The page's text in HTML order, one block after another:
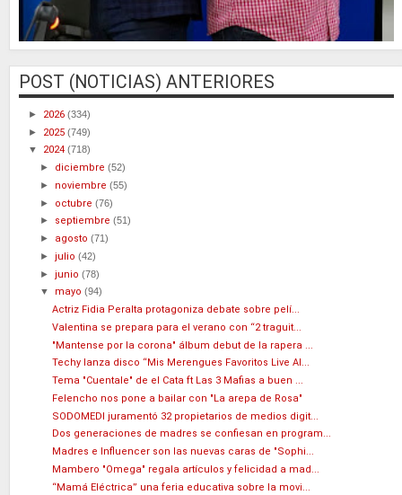
POST (NOTICIAS) ANTERIORES
► 2026 (334)
► 2025 (749)
▼ 2024 (718)
► diciembre(52)
► noviembre(55)
► octubre(76)
► septiembre(51)
► agosto(71)
►julio(42)
►junio(78)
▼ mayo(94)
Actriz Fidia Peralta protagoniza debate sobre pelí...
Valentina se prepara para el verano con “2 traguit...
"Mantense por la corona" álbum debut de la rapera ...
Techy lanza disco “Mis Merengues Favoritos Live Al...
Tema "Cuentale" de el Cata ft Las 3 Mafias a buen ...
Felencho nos pone a bailar con "La arepa de Rosa"
SODOMEDI juramentó 32 propietarios de medios digit...
Dos generaciones de madres se confiesan en program...
Madres e Influencer son las nuevas caras de "Sophi...
Mambero "Omega" regala artículos y felicidad a mad...
“Mamá Eléctrica” una feria educativa sobre la movi...